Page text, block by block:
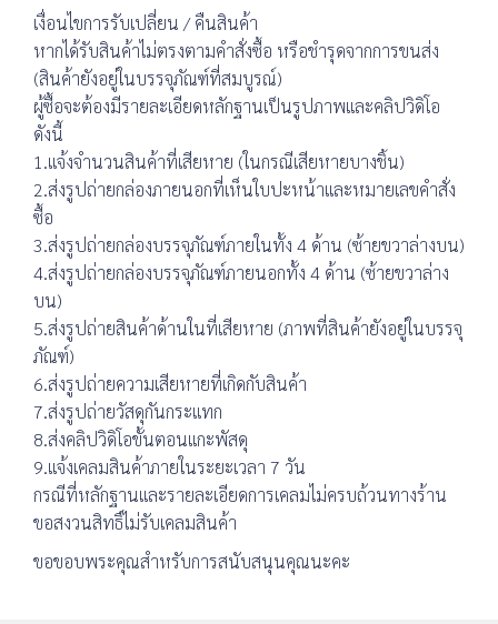
เงื่อนไขการรับเปลี่ยน / คืนสินค้า
หากได้รับสินค้าไม่ตรงตามคำสั่งซื้อ หรือชำรุดจากการขนส่ง
(สินค้ายังอยู่ในบรรจุภัณฑ์ที่สมบูรณ์)
ผู้ซื้อจะต้องมีรายละเอียดหลักฐานเป็นรูปภาพและคลิปวิดิโอ
ดังนี้
1.แจ้งจำนวนสินค้าที่เสียหาย (ในกรณีเสียหายบางชิ้น)
2.ส่งรูปถ่ายกล่องภายนอกที่เห็นใบปะหน้าและหมายเลขคำสั่ง
ซื้อ
3.ส่งรูปถ่ายกล่องบรรจุภัณฑ์ภายในทั้ง 4 ด้าน (ซ้ายขวาล่างบน)
4.ส่งรูปถ่ายกล่องบรรจุภัณฑ์ภายนอกทั้ง 4 ด้าน (ซ้ายขวาล่าง
บน)
5.ส่งรูปถ่ายสินค้าด้านในที่เสียหาย (ภาพที่สินค้ายังอยู่ในบรรจุ
ภัณฑ์)
6.ส่งรูปถ่ายความเสียหายที่เกิดกับสินค้า
7.ส่งรูปถ่ายวัสดุกันกระแทก
8.ส่งคลิปวิดิโอขั้นตอนแกะพัสดุ
9.แจ้งเคลมสินค้าภายในระยะเวลา 7 วัน
กรณีที่หลักฐานและรายละเอียดการเคลมไม่ครบถ้วนทางร้าน
ขอสงวนสิทธิ์ไม่รับเคลมสินค้า
ขอขอบพระคุณสำหรับการสนับสนุนคุณนะคะ